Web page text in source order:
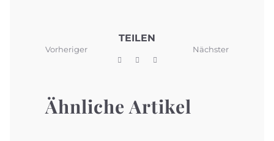
Vorheriger
TEILEN
Nächster
Ähnliche Artikel